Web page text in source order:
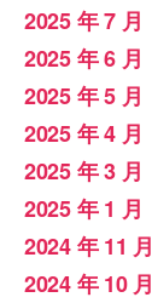
2025 年 7 月
2025 年 6 月
2025 年 5 月
2025 年 4 月
2025 年 3 月
2025 年 1 月
2024 年 11 月
2024 年 10 月